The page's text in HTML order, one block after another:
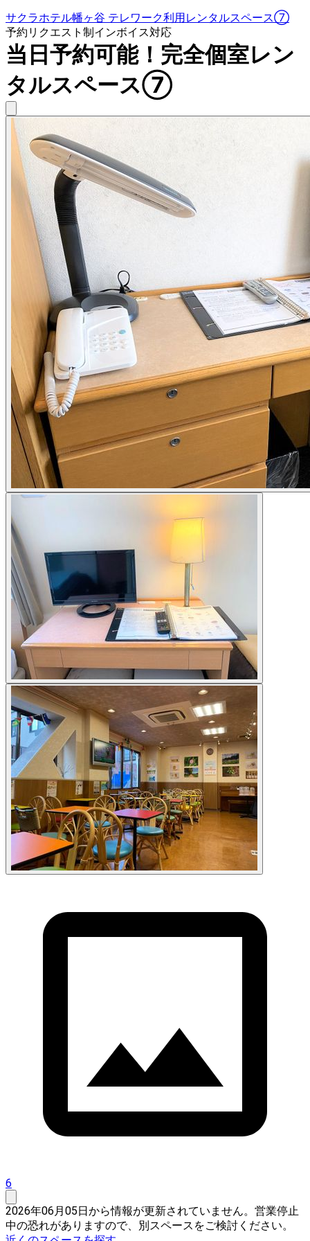
サクラホテル幡ヶ谷 テレワーク利用レンタルスペース⑦
予約リクエスト制インボイス対応
当日予約可能！完全個室レン
タルスペース⑦
6
2026年06月05日から情報が更新されていません。営業停止
中の恐れがありますので、別スペースをご検討ください。